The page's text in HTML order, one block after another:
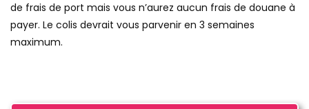
de frais de port mais vous n’aurez aucun frais de douane à
payer. Le colis devrait vous parvenir en 3 semaines
maximum.